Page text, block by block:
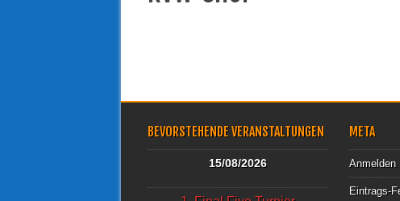
BEVORSTEHENDE VERANSTALTUNGEN
15/08/2026
META
Anmelden
Eintrags-